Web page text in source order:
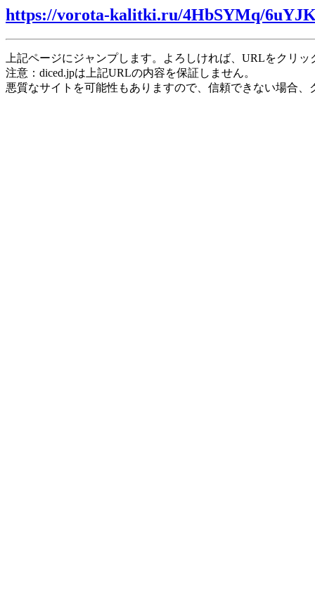
https://vorota-kalitki.ru/4HbSYMq/
上記ページにジャンプします。よろしければ、URLをクリ
注意：diced.jpは上記URLの内容を保証しません。
悪質なサイトを可能性もありますので、信頼できない場合、